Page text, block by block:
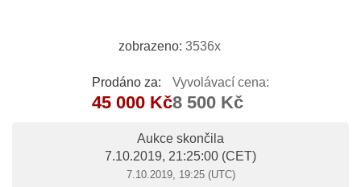
zobrazeno: 3536x
Prodáno za:
45 000 Kč
Vyvolávací cena:
8 500 Kč
Aukce skončila
7.10.2019, 21:25:00 (CET)
7.10.2019, 19:25 (UTC)